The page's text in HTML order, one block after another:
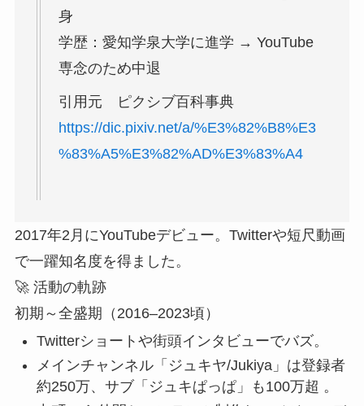
身
学歴：愛知学泉大学に進学 → YouTube
専念のため中退
引用元 ピクシブ百科事典
https://dic.pixiv.net/a/%E3%82%B8%E3
%83%A5%E3%82%AD%E3%83%A4
2017年2月にYouTubeデビュー。Twitterや短尺動画
で一躍知名度を得ました。
🚀 活動の軌跡
初期～全盛期（2016–2023頃）
Twitterショートや街頭インタビューでバズ。
メインチャンネル「ジュキヤ/Jukiya」は登録者
約250万、サブ「ジュキぱっぱ」も100万超 。